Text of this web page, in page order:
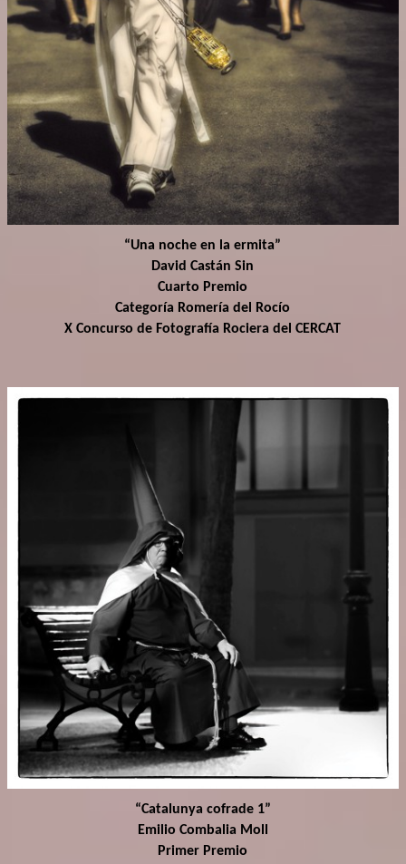
“Una noche en la ermita”
David Castán Sin
Cuarto Premio
Categoría Romería del Rocío
X Concurso de Fotografía Rociera del CERCAT
“Catalunya cofrade 1”
Emilio Combalia Moll
Primer Premio